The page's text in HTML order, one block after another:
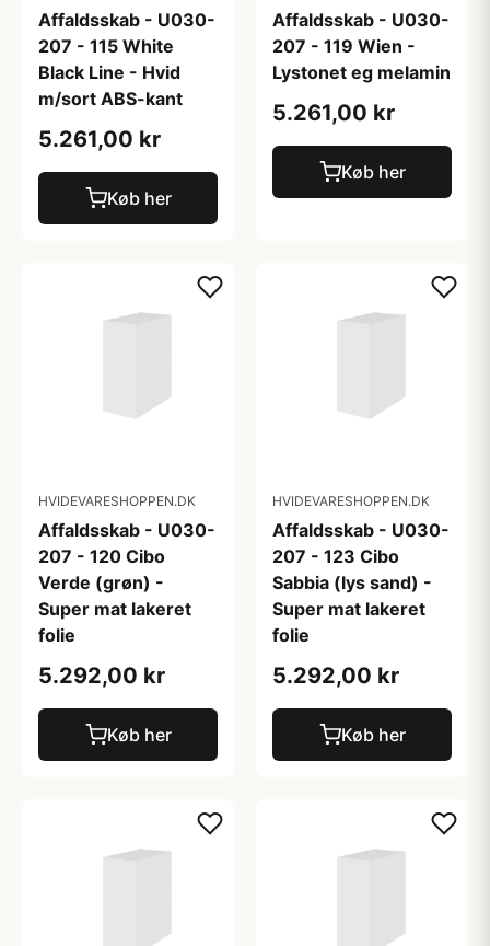
Affaldsskab - U030-
207 - 115 White
Black Line - Hvid
m/sort ABS-kant
5.261,00 kr
Køb her
Affaldsskab - U030-
207 - 119 Wien -
Lystonet eg melamin
5.261,00 kr
Køb her
HVIDEVARESHOPPEN.DK
Affaldsskab - U030-
207 - 120 Cibo
Verde (grøn) -
Super mat lakeret
folie
5.292,00 kr
Køb her
HVIDEVARESHOPPEN.DK
Affaldsskab - U030-
207 - 123 Cibo
Sabbia (lys sand) -
Super mat lakeret
folie
5.292,00 kr
Køb her